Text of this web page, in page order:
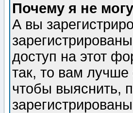
Почему я не
А вы
доступ на этот
так, то вам
чтобы выяснить,